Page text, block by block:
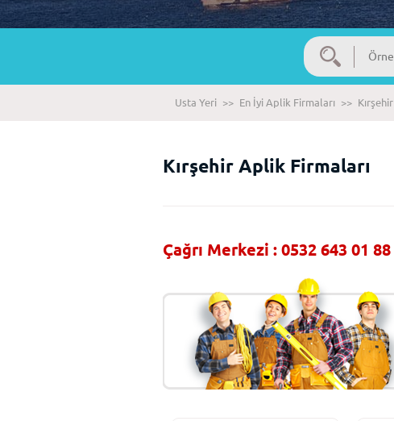
Usta Yeri >> En İyi Aplik Firmaları >> Kırşehir
Kırşehir Aplik Firmaları
Çağrı Merkezi : 0532 643 01 88